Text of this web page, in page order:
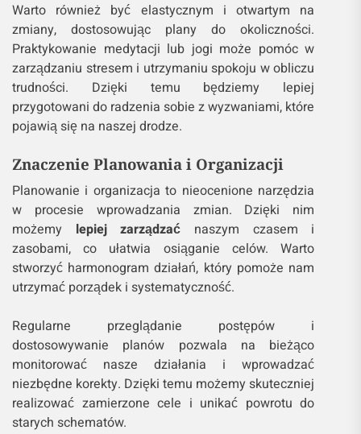
Warto również być elastycznym i otwartym na
zmiany, dostosowując plany do okoliczności.
Praktykowanie medytacji lub jogi może pomóc w
zarządzaniu stresem i utrzymaniu spokoju w obliczu
trudności. Dzięki temu będziemy lepiej
przygotowani do radzenia sobie z wyzwaniami, które
pojawią się na naszej drodze.
Znaczenie Planowania i Organizacji
Planowanie i organizacja to nieocenione narzędzia
w procesie wprowadzania zmian. Dzięki nim
możemy lepiej zarządzać naszym czasem i
zasobami, co ułatwia osiąganie celów. Warto
stworzyć harmonogram działań, który pomoże nam
utrzymać porządek i systematyczność.
Regularne przeglądanie postępów i
dostosowywanie planów pozwala na bieżąco
monitorować nasze działania i wprowadzać
niezbędne korekty. Dzięki temu możemy skuteczniej
realizować zamierzone cele i unikać powrotu do
starych schematów.